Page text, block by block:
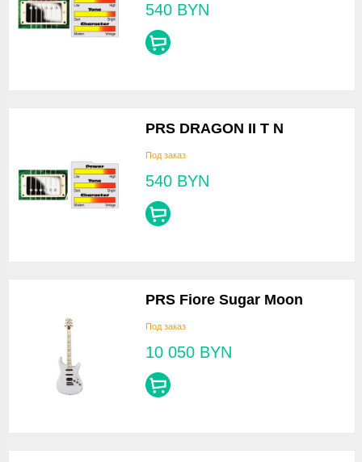
540 BYN
PRS DRAGON II T N
Под заказ
540 BYN
PRS Fiore Sugar Moon
Под заказ
10 050 BYN